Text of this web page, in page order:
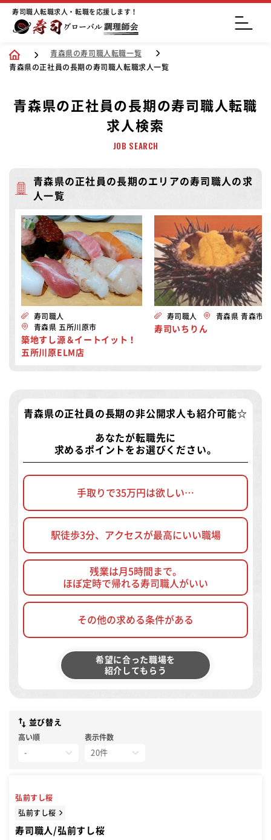
寿司職人転職求人・転職を応援します！
青森県の寿司職人転職一覧
青森県の正社員の長期の寿司職人転職求人一覧
青森県の正社員の長期の寿司職人転職
求人検索
JOB SEARCH
青森県の正社員の長期のエリアの寿司職人の求
人一覧
寿司職人
青森県 五所川原市
築地すし源＆イートイット！
五所川原ELM店
寿司職人 青森県 青森市
寿司いちりん
青森県の正社員の長期の非公開求人 も紹介可能☆
あなたが転職先に
求めるポイントをお選びください。
手取りで35万円は欲しい…
駅徒歩3分、アクセスが最高にいい職場
残業は月5時間まで。
ほぼ定時で帰れる寿司職人がいい
その他の求める条件がある
希望に合った職場を
紹介してもらう
並び替え
高い順 表示件数
弘前すし桜
弘前すし桜
寿司職人/弘前すし桜